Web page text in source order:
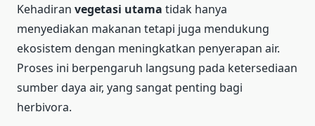
Kehadiran vegetasi utama tidak hanya
menyediakan makanan tetapi juga mendukung
ekosistem dengan meningkatkan penyerapan air.
Proses ini berpengaruh langsung pada ketersediaan
sumber daya air, yang sangat penting bagi
herbivora.